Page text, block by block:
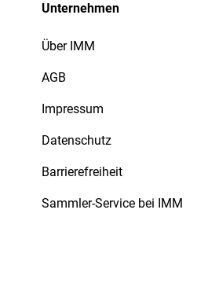
Unternehmen
Über IMM
AGB
Impressum
Datenschutz
Barrierefreiheit
Sammler-Service bei IMM